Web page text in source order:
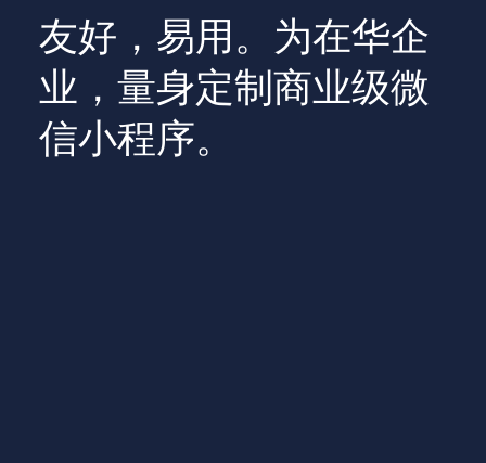
友好，易用。为在华企
业，量身定制商业级微
信小程序。